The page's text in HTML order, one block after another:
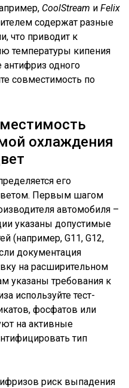
CoolStream иFelix
содержат разные
что приводит к
температуры кипения
антифриз одного
совместимость по
охлаждения
его
Первым шагом
автомобиля –
указаны допустимые
(например, G11, G12,
документация
на расширительном
указаны требования к
используйте тест-
фосфатов или
на активные
тип
риск выпадения